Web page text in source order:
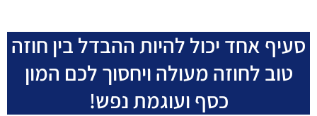
סעיף אחד יכול להיות ההבדל בין חוזה
טוב לחוזה מעולה ויחסוך לכם המון
כסף ועוגמת נפש!